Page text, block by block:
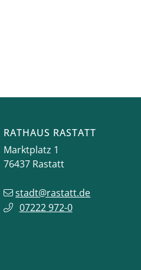
RATHAUS RASTATT
Marktplatz 1
76437 Rastatt
stadt@rastatt.de
07222 972-0